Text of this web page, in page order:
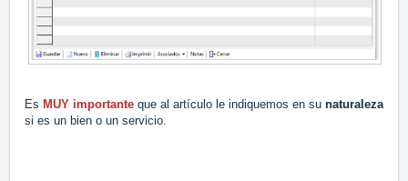
Es MUY importante que al artículo le indiquemos en su naturaleza
si es un bien o un servicio.